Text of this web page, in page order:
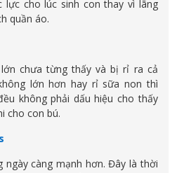
lực cho lúc sinh con thay vì lãng
quần áo.
chưa từng thấy và bị rỉ ra cả
lớn hơn hay rỉ sữa non thì
không phải dấu hiệu cho thấy
cho con bú.
ngày càng mạnh hơn. Đây là thời